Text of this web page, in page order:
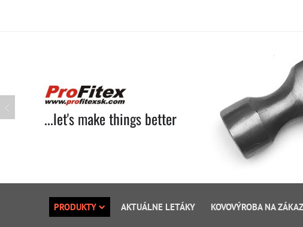
...let's make things better
PRODUKTY AKTUÁLNE LETÁKY KOVOVÝROBA NA